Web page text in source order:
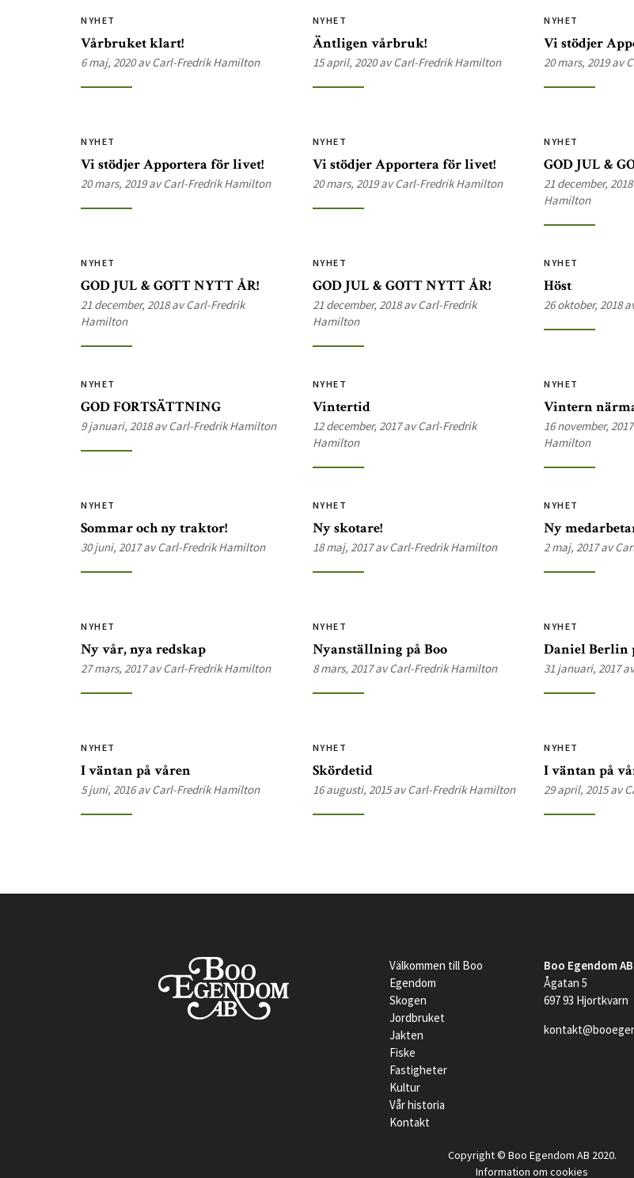
NYHET
Vårbruket klart!
6 maj, 2020 av Carl-Fredrik Hamilton
NYHET
Äntligen vårbruk!
15 april, 2020 av Carl-Fredrik Hamilton
NYHET
Vi stödjer
20 mars, 2019 av
NYHET
Vi stödjer Apportera för livet!
20 mars, 2019 av Carl-Fredrik Hamilton
NYHET
Vi stödjer Apportera för livet!
20 mars, 2019 av Carl-Fredrik Hamilton
NYHET
GOD JUL &
21 december,
Hamilton
NYHET
GOD JUL & GOTT NYTT ÅR!
21 december, 2018 av Carl-Fredrik
Hamilton
NYHET
GOD JUL & GOTT NYTT ÅR!
21 december, 2018 av Carl-Fredrik
Hamilton
NYHET
Höst
26 oktober, 2018
NYHET
GOD FORTSÄTTNING
9 januari, 2018 av Carl-Fredrik Hamilton
NYHET
Vintertid
12 december, 2017 av Carl-Fredrik
Hamilton
NYHET
Vintern
16 november,
Hamilton
NYHET
Sommar och ny traktor!
30 juni, 2017 av Carl-Fredrik Hamilton
NYHET
Ny skotare!
18 maj, 2017 av Carl-Fredrik Hamilton
NYHET
Ny
2 maj, 2017 av
NYHET
Ny vår, nya redskap
27 mars, 2017 av Carl-Fredrik Hamilton
NYHET
Nyanställning på Boo
8 mars, 2017 av Carl-Fredrik Hamilton
NYHET
Daniel Berlin
31 januari, 2017
NYHET
I väntan på våren
5 juni, 2016 av Carl-Fredrik Hamilton
NYHET
Skördetid
16 augusti, 2015 av Carl-Fredrik Hamilton
NYHET
I väntan på
29 april, 2015 av
Välkommen till Boo
Egendom
Skogen
Jordbruket
Jakten
Fiske
Fastigheter
Kultur
Vår historia
Kontakt
Boo Egendom AB
Ågatan 5
697 93 Hjortkvarn
Copyright © Boo Egendom AB 2020.
Information om cookies